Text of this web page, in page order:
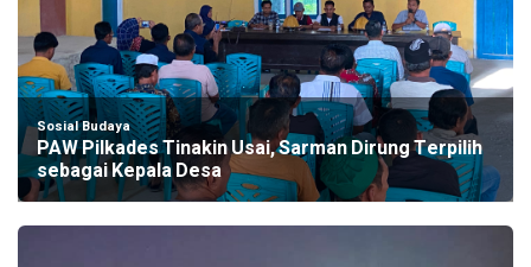
Sosial Budaya
PAW Pilkades Tinakin Usai, Sarman Dirung Terpilih
sebagai Kepala Desa